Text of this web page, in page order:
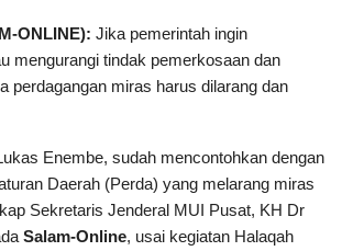
ONLINE): Jika pemerintah ingin
mengurangi tindak pemerkosaan dan
perdagangan miras harus dilarang dan
Enembe, sudah mencontohkan dengan
Daerah (Perda) yang melarang miras
Sekretaris Jenderal MUI Pusat, KH Dr
Salam-Online, usai kegiatan Halaqah